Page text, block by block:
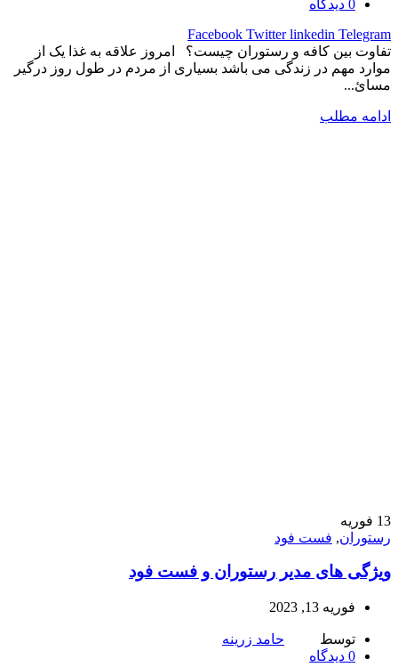
0 دیدگاه
Facebook Twitter linkedin Telegram
تفاوت بین کافه و رستوران چیست؟ امروز علاقه به غذا یک از
موارد مهم در زندگی می باشد بسیاری از مردم در طول روز درگیر
مسائ...
ادامه مطلب
13 فوریه
رستوران, فست فود
ویژگی های مدیر رستوران و فست فود
فوریه 13, 2023
توسط
حامد زرینه
0 دیدگاه